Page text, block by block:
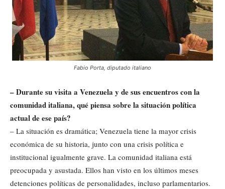
Fabio Porta, diputado italiano
– Durante su visita a Venezuela y de sus encuentros con la
comunidad italiana, qué piensa sobre la situación política
actual de ese país?
– La situación es dramática; Venezuela tiene la mayor crisis
económica de su historia, junto con una crisis política e
institucional igualmente grave. La comunidad italiana está
preocupada y asustada. Ellos han visto en los últimos meses
detenciones políticas de personalidades, incluso parlamentarios.